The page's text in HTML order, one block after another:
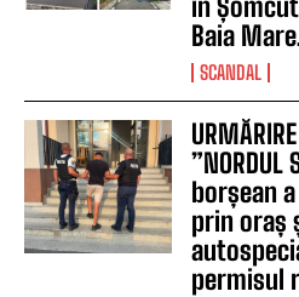
Baia
SCANDAL
”NORDUL
borșean
prin oraș
permisul